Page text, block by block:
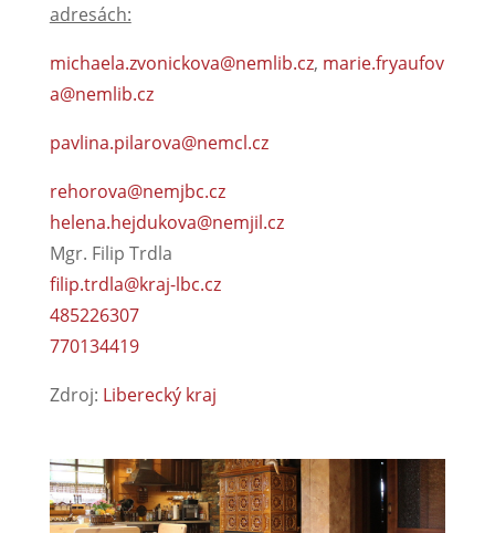
adresách:
michaela.zvonickova@nemlib.cz, marie.fryaufov
a@nemlib.cz
pavlina.pilarova@nemcl.cz
rehorova@nemjbc.cz
helena.hejdukova@nemjil.cz
Mgr. Filip Trdla
filip.trdla@kraj-lbc.cz
485226307
770134419
Zdroj: Liberecký kraj